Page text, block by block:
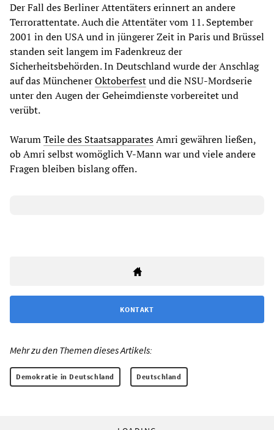
Der Fall des Berliner Attentäters erinnert an andere
Terrorattentate. Auch die Attentäter vom 11. September
2001 in den USA und in jüngerer Zeit in Paris und Brüssel
standen seit langem im Fadenkreuz der
Sicherheitsbehörden. In Deutschland wurde der Anschlag
auf das MünchenerOktoberfestund die NSU-Mordserie
unter den Augen der Geheimdienste vorbereitet und
verübt.
WarumTeile des StaatsapparatesAmri gewähren ließen,
ob Amri selbst womöglich V-Mann war und viele andere
Fragen bleiben bislang offen.
KONTAKT
Mehr zu den Themen dieses Artikels:
Demokratie in Deutschland Deutschland